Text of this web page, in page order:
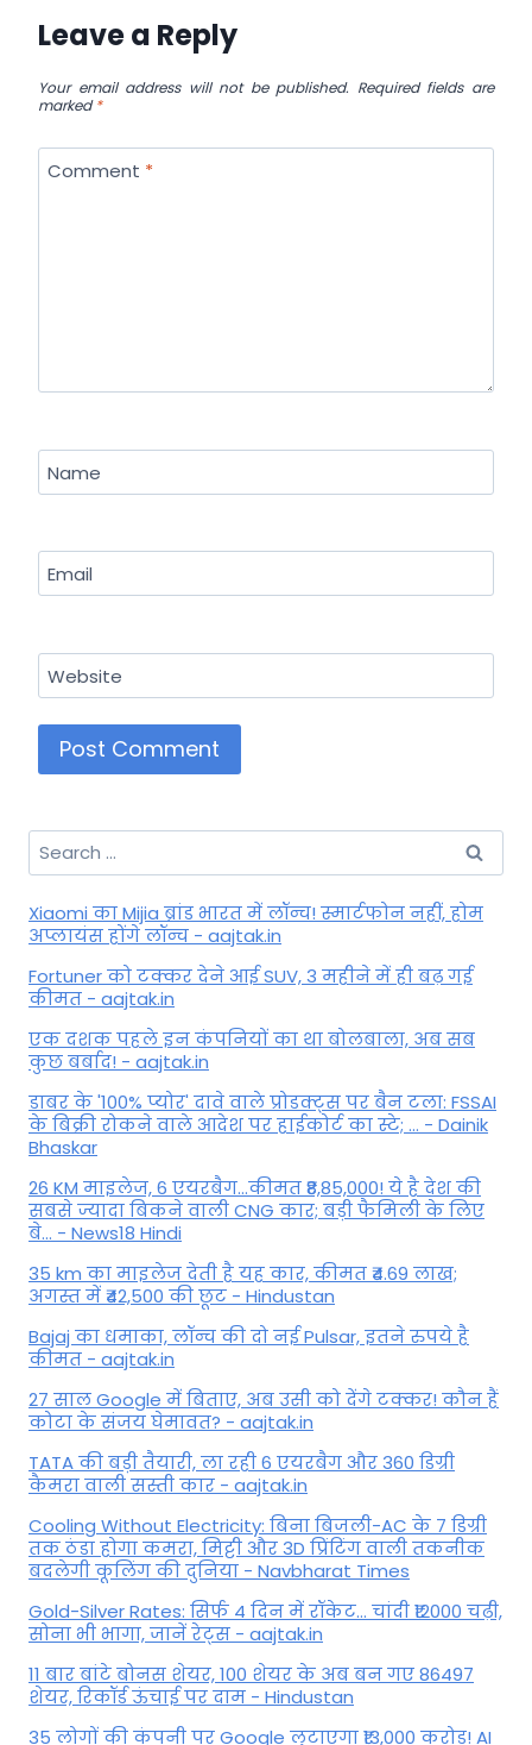
Leave a Reply
Your email address will not be published. Required fields are
marked*
Comment *
Name
Email
Website
Search
for:
Xiaomi का Mijia ब्रांड भारत में लॉन्च! स्मार्टफोन नहीं, होम
अप्लायंस होंगे लॉन्च - aajtak.in
Fortuner को टक्कर देने आई SUV, 3 महीने में ही बढ़ गई
कीमत - aajtak.in
एक दशक पहले इन कंपनियों का था बोलबाला, अब सब
कुछ बर्बाद! - aajtak.in
डाबर के '100% प्योर' दावे वाले प्रोडक्ट्स पर बैन टला: FSSAI
के बिक्री रोकने वाले आदेश पर हाईकोर्ट का स्टे; ... - Dainik
Bhaskar
26 KM माइलेज, 6 एयरबैग...कीमत ₹8,85,000! ये है देश की
सबसे ज्यादा बिकने वाली CNG कार; बड़ी फैमिली के लिए
बे... - News18 Hindi
35 km का माइलेज देती है यह कार, कीमत ₹4.69 लाख;
अगस्त में ₹42,500 की छूट - Hindustan
Bajaj का धमाका, लॉन्च की दो नई Pulsar, इतने रुपये है
कीमत - aajtak.in
27 साल Google में बिताए, अब उसी को देंगे टक्कर! कौन हैं
कोटा के संजय घेमावत? - aajtak.in
TATA की बड़ी तैयारी, ला रही 6 एयरबैग और 360 डिग्री
कैमरा वाली सस्ती कार - aajtak.in
Cooling Without Electricity: बिना बिजली-AC के 7 डिग्री
तक ठंडा होगा कमरा, मिट्टी और 3D प्रिंटिंग वाली तकनीक
बदलेगी कूलिंग की दुनिया - Navbharat Times
Gold-Silver Rates: सिर्फ 4 दिन में रॉकेट... चांदी ₹12000 चढ़ी,
सोना भी भागा, जानें रेट्स - aajtak.in
11 बार बांटे बोनस शेयर, 100 शेयर के अब बन गए 86497
शेयर, रिकॉर्ड ऊंचाई पर दाम - Hindustan
35 लोगों की कंपनी पर Google लुटाएगा ₹13,000 करोड़! AI